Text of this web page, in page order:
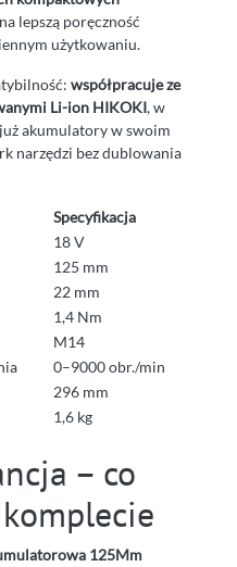
lepszą poręczność
użytkowaniu.
współpracuje ze
Li-ion HIKOKI, w
akumulatory w swoim
narzędzi bez dublowania
Specyfikacja
18 V
125 mm
22 mm
1,4 Nm
M14
0–9000 obr./min
296 mm
1,6 kg
– co
125Mm